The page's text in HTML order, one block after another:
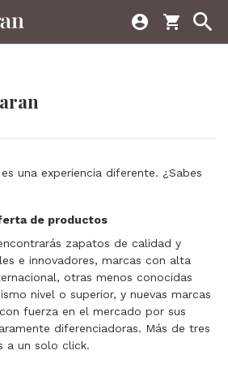
 shopping_cart 
una experiencia diferente. ¿Sabes
de productos
zapatos de calidad y
e innovadores, marcas con alta
otras menos conocidas
nivel o superior, y nuevas marcas
fuerza en el mercado por sus
diferenciadoras. Más de tres
a un solo click.